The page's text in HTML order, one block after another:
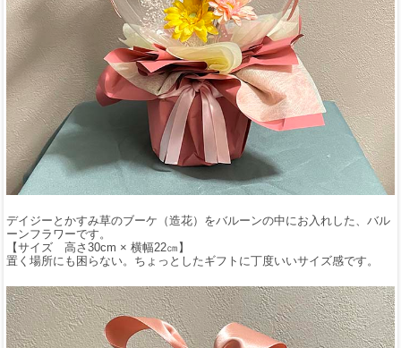
デイジーとかすみ草のブーケ（造花）をバルーンの中にお入れした、バル
ーンフラワーです。
【サイズ 高さ30cm × 横幅22㎝】
置く場所にも困らない。ちょっとしたギフトに丁度いいサイズ感です。